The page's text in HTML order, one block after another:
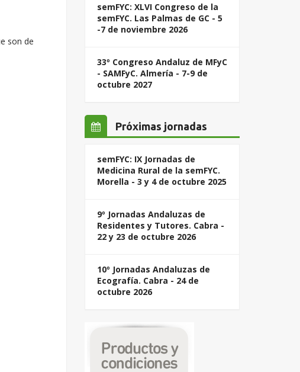
son de
semFYC: XLVI Congreso de la
semFYC. Las Palmas de GC - 5
-7 de noviembre 2026
33º Congreso Andaluz de MFyC
- SAMFyC. Almería - 7-9 de
octubre 2027
Próximas jornadas
semFYC: IX Jornadas de
Medicina Rural de la semFYC.
Morella - 3 y 4 de octubre 2025
9º Jornadas Andaluzas de
Residentes y Tutores. Cabra -
22 y 23 de octubre 2026
10º Jornadas Andaluzas de
Ecografía. Cabra - 24 de
octubre 2026